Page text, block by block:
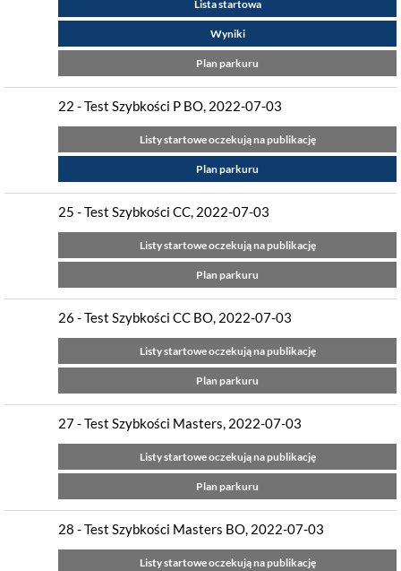
Lista startowa
Wyniki
Plan parkuru
22 - Test Szybkości P BO, 2022-07-03
Listy startowe oczekują na publikację
Plan parkuru
25 - Test Szybkości CC, 2022-07-03
Listy startowe oczekują na publikację
Plan parkuru
26 - Test Szybkości CC BO, 2022-07-03
Listy startowe oczekują na publikację
Plan parkuru
27 - Test Szybkości Masters, 2022-07-03
Listy startowe oczekują na publikację
Plan parkuru
28 - Test Szybkości Masters BO, 2022-07-03
Listy startowe oczekują na publikację